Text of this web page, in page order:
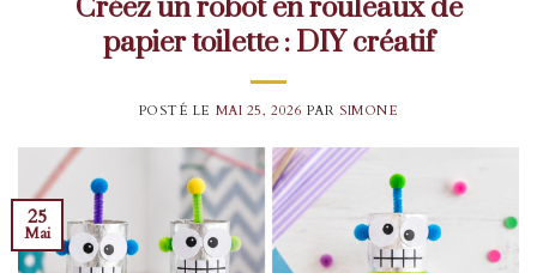
Créez un robot en rouleaux de
papier toilette : DIY créatif
POSTÉ LE MAI 25, 2026 PAR SIMONE
25
Mai